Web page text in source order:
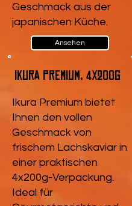
Geschmack aus der
japanischen Küche.
Ansehen
Ikura Premium, 4x200g
Ikura Premium bietet
Ihnen den vollen
Geschmack von
frischem Lachskaviar in
einer praktischen
4x200g-Verpackung.
Ideal für